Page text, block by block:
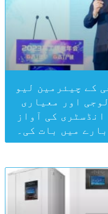
کے چیئرمین لیو
اور معیاری
کی آواز
میں بات کی۔